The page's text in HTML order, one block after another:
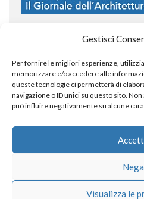
Gestisci
Per fornire le migliori esperienze,
memorizzare e/o accedere alle
queste tecnologie ci permetterà di
navigazione o ID unici su questo sito.
può influire negativamente su alcune
Nega
Visualizza le
©
SOCIAL
facebook